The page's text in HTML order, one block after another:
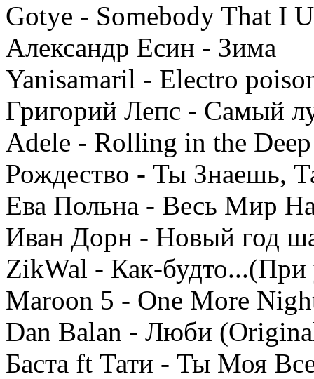
Gotye - Somebody That I
Александр Есин - Зима
Yanisamaril - Electro
Григорий Лепс - Самый
Adele - Rolling in the Deep
Рождество - Ты Знаешь,
Ева Польна - Весь Мир
Иван Дорн - Новый год
ZikWal - Как-
Maroon 5 - One More
Dan Balan - Люби
Баста ft Тати - Ты Моя